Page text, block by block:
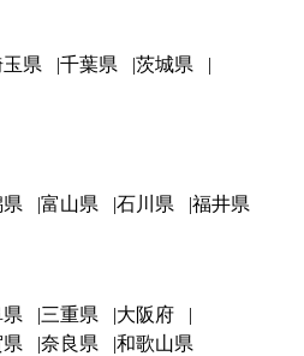
県 千葉県
茨城県
富山県 石川県 福井県
三重県
大阪府
奈良県 和歌山県